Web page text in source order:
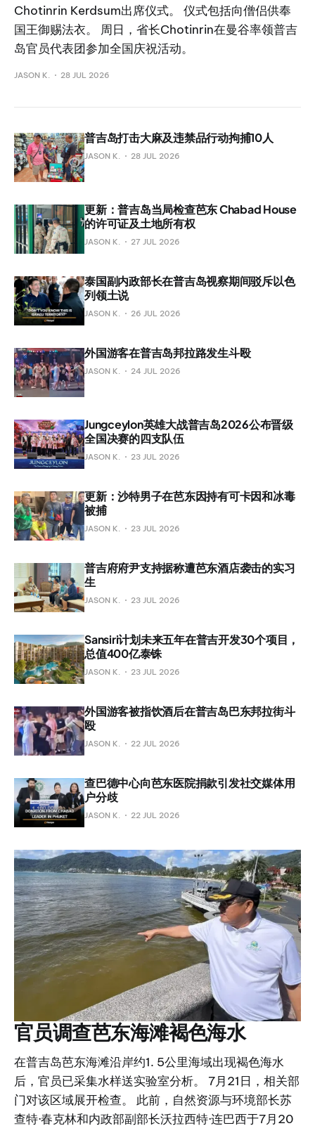
Chotinrin Kerdsum出席仪式。 仪式包括向僧侣供奉
国王御赐法衣。 周日，省长Chotinrin在曼谷率领普吉
岛官员代表团参加全国庆祝活动。
JASON K. 28 JUL 2026
普吉岛打击大麻及违禁品行动拘捕10人
JASON K. 28 JUL 2026
更新：普吉岛当局检查芭东 Chabad House
的许可证及土地所有权
JASON K. 27 JUL 2026
泰国副内政部长在普吉岛视察期间驳斥以色
列领土说
JASON K. 26 JUL 2026
外国游客在普吉岛邦拉路发生斗殴
JASON K. 24 JUL 2026
Jungceylon英雄大战普吉岛2026公布晋级
全国决赛的四支队伍
JASON K. 23 JUL 2026
更新：沙特男子在芭东因持有可卡因和冰毒
被捕
JASON K. 23 JUL 2026
普吉府府尹支持据称遭芭东酒店袭击的实习
生
JASON K. 23 JUL 2026
Sansiri计划未来五年在普吉开发30个项目，
总值400亿泰铢
JASON K. 23 JUL 2026
外国游客被指饮酒后在普吉岛巴东邦拉街斗
殴
JASON K. 22 JUL 2026
查巴德中心向芭东医院捐款引发社交媒体用
户分歧
JASON K. 22 JUL 2026
官员调查芭东海滩褐色海水
在普吉岛芭东海滩沿岸约1. 5公里海域出现褐色海水
后，官员已采集水样送实验室分析。 7月21日，相关部
门对该区域展开检查。 此前，自然资源与环境部长苏
查特·春克林和内政部副部长沃拉西特·连巴西于7月20